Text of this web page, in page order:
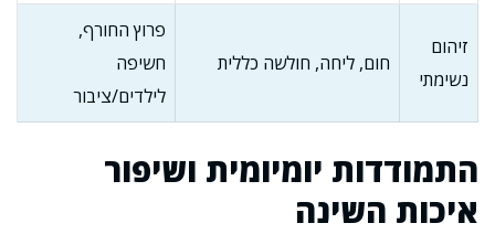
זיהום
נשימתי
חום, ליחה, חולשה כללית
פרוץ החורף,
חשיפה
לילדים/ציבור
התמודדות יומיומית ושיפור
איכות השינה